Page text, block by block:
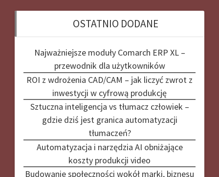
OSTATNIO DODANE
Najważniejsze moduły Comarch ERP XL –
przewodnik dla użytkowników
ROI z wdrożenia CAD/CAM – jak liczyć zwrot z
inwestycji w cyfrową produkcję
Sztuczna inteligencja vs tłumacz człowiek –
gdzie dziś jest granica automatyzacji
tłumaczeń?
Automatyzacja i narzędzia AI obniżające
koszty produkcji video
Budowanie społeczności wokół marki, biznesu